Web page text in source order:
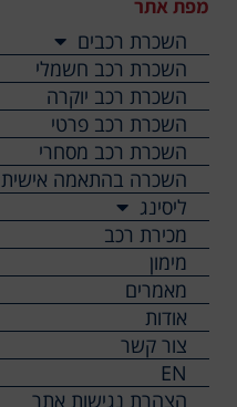
מפת אתר
השכרת רכבים
השכרת רכב חשמלי
השכרת רכב יוקרה
השכרת רכב פרטי
השכרת רכב מסחרי
השכרה בהתאמה אישית
ליסינג
מכירת רכב
מימון
מאמרים
אודות
צור קשר
EN
הצהרת נגישות אתר